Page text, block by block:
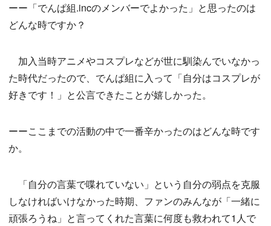
ーー「でんぱ組.incのメンバーでよかった」と思ったのは
どんな時ですか？
加入当時アニメやコスプレなどが世に馴染んでいなかっ
た時代だったので、でんぱ組に入って「自分はコスプレが
好きです！」と公言できたことが嬉しかった。
ーーここまでの活動の中で一番辛かったのはどんな時です
か。
「自分の言葉で喋れていない」という自分の弱点を克服
しなければいけなかった時期、ファンのみんなが「一緒に
頑張ろうね」と言ってくれた言葉に何度も救われて1人で